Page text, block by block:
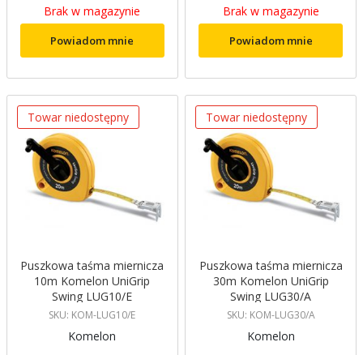
Brak w magazynie
Powiadom mnie
Brak w magazynie
Powiadom mnie
Towar niedostępny
Puszkowa taśma miernicza
10m Komelon UniGrip
Swing LUG10/E
SKU: KOM-LUG10/E
Komelon
Towar niedostępny
Puszkowa taśma miernicza
30m Komelon UniGrip
Swing LUG30/A
SKU: KOM-LUG30/A
Komelon